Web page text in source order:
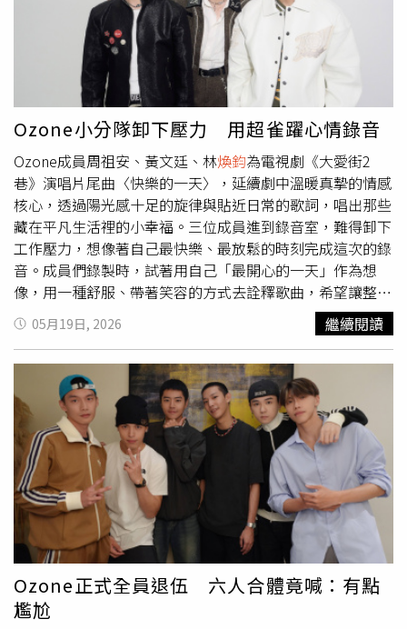
沒事，大家都是你的好兄弟。」並說自己愛吃珍奶配白飯，
在軍中胖了2公斤，現在正在積極瘦身。唯一不用當兵的成
員文廷表示非常想念大家，並認為退伍後子翔的改變最多，
「子翔之前可能因為工作壓力有點Emo，現在比較自在。」
明日Ozone將在hito流行音樂獎合體演出，預告這次會有各
自SOLO，都是很符合自己特色的創作，最後也會有回歸表
演，要粉絲們敬請期待。問及長時間沒有一起演出是否會感
到生疏？煥鈞表示：「一開始排練會覺得怪怪的，但彼此的
默契不會到很生疏的程度 。」哲言則說當兵期間大家還是
有在群組討論之後的演出，接下來他們也有新歌計畫，工作
已經一路排到下半年。Ozone將在hito流行音樂獎合體演
出。（圖／侯世駿攝）
Ozone小分隊卸下壓力 用超雀躍心情錄音
Ozone成員周祖安、黃文廷、林煥鈞為電視劇《大愛街2
巷》演唱片尾曲〈快樂的一天〉，延續劇中溫暖真摯的情感
核心，透過陽光感十足的旋律與貼近日常的歌詞，唱出那些
藏在平凡生活裡的小幸福。三位成員進到錄音室，難得卸下
工作壓力，想像著自己最快樂、最放鬆的時刻完成這次的錄
音。成員們錄製時，試著用自己「最開心的一天」作為想
像，用一種舒服、帶著笑容的方式去詮釋歌曲，希望讓整首
歌聽起來像午後陽光一樣自然溫暖。黃文廷表示這次錄音時
都會握著拳頭，有點像在為今天的自己吶喊、打氣，「感到
雀躍的同時搭配動作把歌唱出來，老師也覺得這樣的感覺更
符合這首歌的心情與力度，把朝氣的感覺都吶喊出來！感覺
這首歌很適合樂天個性的我！」周祖安則是讓自己保持在非
常雀躍的心情下去錄音，「聽到這首歌就有一個每天快樂起
床做著自己熱愛的事的畫面，也對於整首歌非常有構想，是
一首正能量且十分有朝氣的歌曲，我也試著用這樣的心境去
完成配唱。」林煥鈞笑說：「看到歌詞的第一印象是覺得這
首歌滿可愛的，感覺很適合文廷！」而他在錄音時想像自己
正度過最開心的一天，很慵懶、很舒服、正向又充滿笑容。
05月19日, 2026 繼續閱讀
Ozone正式全員退伍 六人合體竟喊：有點
尷尬